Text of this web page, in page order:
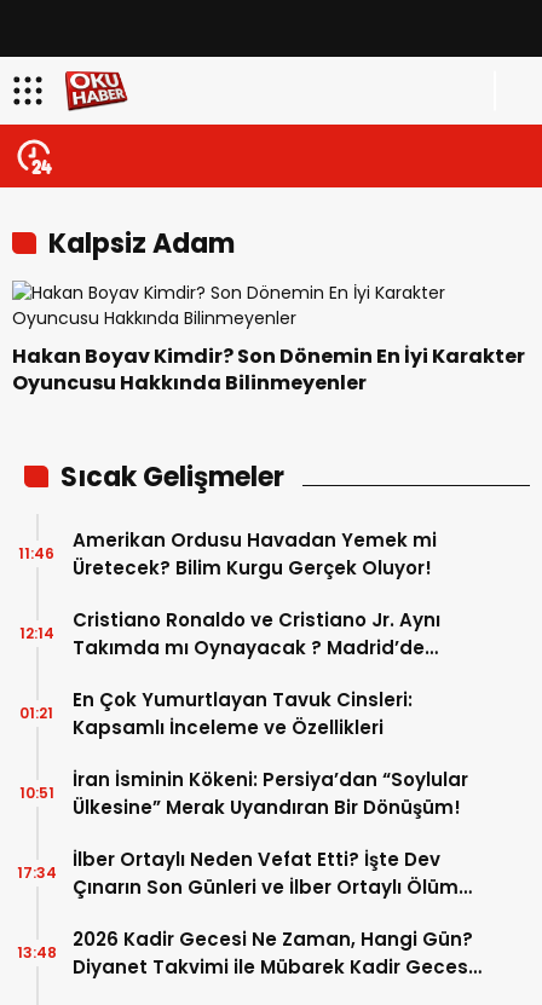
Kalpsiz Adam
Hakan Boyav Kimdir? Son Dönemin En İyi Karakter
Oyuncusu Hakkında Bilinmeyenler
Sıcak Gelişmeler
Amerikan Ordusu Havadan Yemek mi
Üretecek? Bilim Kurgu Gerçek Oluyor!
11:46
Cristiano Ronaldo ve Cristiano Jr. Aynı
Takımda mı Oynayacak ? Madrid’de
12:14
En Çok Yumurtlayan Tavuk Cinsleri:
Kapsamlı İnceleme ve Özellikleri
01:21
İran İsminin Kökeni: Persiya’dan “Soylular
Ülkesine” Merak Uyandıran Bir Dönüşüm!
10:51
İlber Ortaylı Neden Vefat Etti? İşte Dev
Çınarın Son Günleri ve İlber Ortaylı Ölüm
17:34
2026 Kadir Gecesi Ne Zaman, Hangi Gün?
Diyanet Takvimi ile Mübarek Kadir Gecesi
13:48